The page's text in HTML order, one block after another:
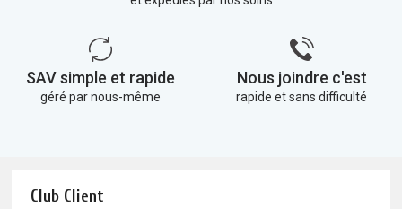
SAV simple et rapide
géré par nous-même
Nous joindre c'est
rapide et sans difficulté
Club Client